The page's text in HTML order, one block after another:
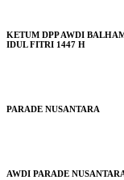
KETUM DPP AWDI
IDUL FITRI 1447 H
PARADE NUSANTARA
AWDI PARADE